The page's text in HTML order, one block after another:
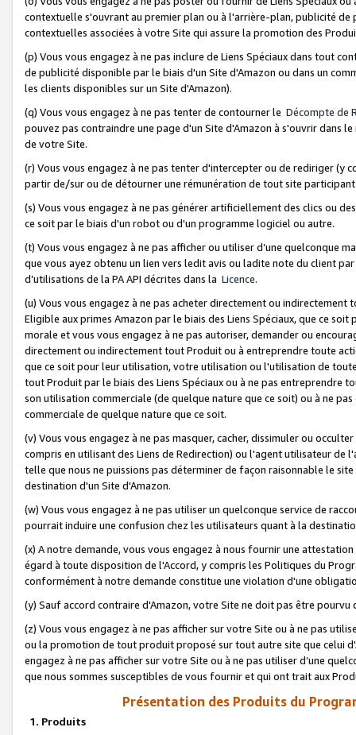
contextuelle s'ouvrant au premier plan ou à l'arrière-plan, publicité
contextuelles associées à votre Site qui assure la promotion des
(p) Vous vous engagez à ne pas inclure de Liens Spéciaux dans tout
de publicité disponible par le biais d'un Site d'Amazon ou dans un
les clients disponibles sur un Site d'Amazon).
(q) Vous vous engagez à ne pas tenter de contourner le Décompte de
pouvez pas contraindre une page d'un Site d'Amazon à s'ouvrir dans
de votre Site.
(r) Vous vous engagez à ne pas tenter d'intercepter ou de rediriger
partir de/sur ou de détourner une rémunération de tout site
(s) Vous vous engagez à ne pas générer artificiellement des clics ou
ce soit par le biais d'un robot ou d'un programme logiciel ou autre.
(t) Vous vous engagez à ne pas afficher ou utiliser d’une quelconque
que vous ayez obtenu un lien vers ledit avis ou ladite note du client
d’utilisations de la PA API décrites dans la Licence.
(u) Vous vous engagez à ne pas acheter directement ou
Eligible aux primes Amazon par le biais des Liens Spéciaux, que ce
morale et vous vous engagez à ne pas autoriser, demander ou
directement ou indirectement tout Produit ou à entreprendre toute
que ce soit pour leur utilisation, votre utilisation ou l'utilisation de
tout Produit par le biais des Liens Spéciaux ou à ne pas entreprendre
son utilisation commerciale (de quelque nature que ce soit) ou à ne
commerciale de quelque nature que ce soit.
(v) Vous vous engagez à ne pas masquer, cacher, dissimuler ou
compris en utilisant des Liens de Redirection) ou l'agent utilisateur
telle que nous ne puissions pas déterminer de façon raisonnable le
destination d'un Site d'Amazon.
(w) Vous vous engagez à ne pas utiliser un quelconque service de
pourrait induire une confusion chez les utilisateurs quant à la
(x) A notre demande, vous vous engagez à nous fournir une
égard à toute disposition de l'Accord, y compris les Politiques du
conformément à notre demande constitue une violation d'une
(y) Sauf accord contraire d'Amazon, votre Site ne doit pas être
(z) Vous vous engagez à ne pas afficher sur votre Site ou à ne pas
ou la promotion de tout produit proposé sur tout autre site que celui
engagez à ne pas afficher sur votre Site ou à ne pas utiliser d’une
que nous sommes susceptibles de vous fournir et qui ont trait aux
Présentation des Produits du
1. Produits